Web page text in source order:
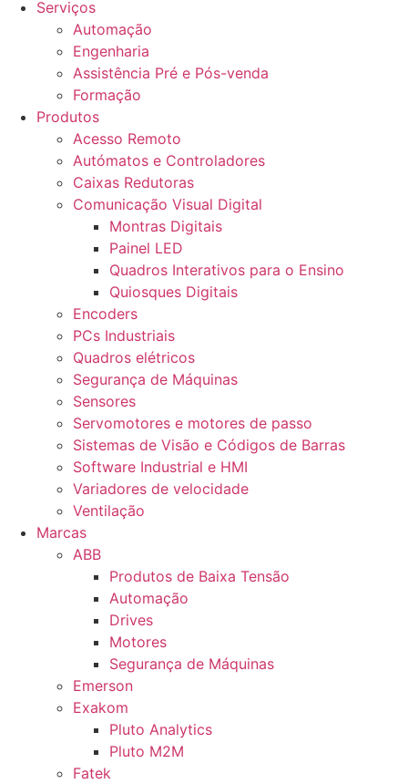
Serviços
Automação
Engenharia
Assistência Pré e Pós-venda
Formação
Produtos
Acesso Remoto
Autómatos e Controladores
Caixas Redutoras
Comunicação Visual Digital
Montras Digitais
Painel LED
Quadros Interativos para o Ensino
Quiosques Digitais
Encoders
PCs Industriais
Quadros elétricos
Segurança de Máquinas
Sensores
Servomotores e motores de passo
Sistemas de Visão e Códigos de Barras
Software Industrial e HMI
Variadores de velocidade
Ventilação
Marcas
ABB
Produtos de Baixa Tensão
Automação
Drives
Motores
Segurança de Máquinas
Emerson
Exakom
Pluto Analytics
Pluto M2M
Fatek